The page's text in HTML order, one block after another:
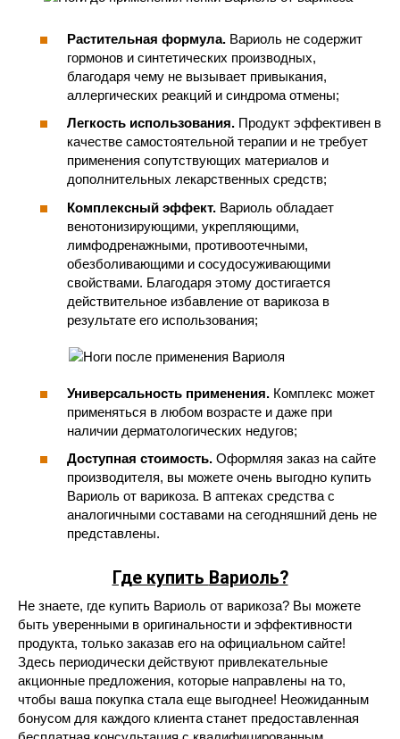
Растительная формула. Вариоль не содержит
гормонов и синтетических производных,
благодаря чему не вызывает привыкания,
аллергических реакций и синдрома отмены;
Легкость использования. Продукт эффективен в
качестве самостоятельной терапии и не требует
применения сопутствующих материалов и
дополнительных лекарственных средств;
Комплексный эффект. Вариоль обладает
венотонизирующими, укрепляющими,
лимфодренажными, противоотечными,
обезболивающими и сосудосуживающими
свойствами. Благодаря этому достигается
действительное избавление от варикоза в
результате его использования;
Универсальность применения. Комплекс может
применяться в любом возрасте и даже при
наличии дерматологических недугов;
Доступная стоимость. Оформляя заказ на сайте
производителя, вы можете очень выгодно купить
Вариоль от варикоза. В аптеках средства с
аналогичными составами на сегодняшний день не
представлены.
Где купить Вариоль?
Не знаете, где купить Вариоль от варикоза? Вы можете
быть уверенными в оригинальности и эффективности
продукта, только заказав его на официальном сайте!
Здесь периодически действуют привлекательные
акционные предложения, которые направлены на то,
чтобы ваша покупка стала еще выгоднее! Неожиданным
бонусом для каждого клиента станет предоставленная